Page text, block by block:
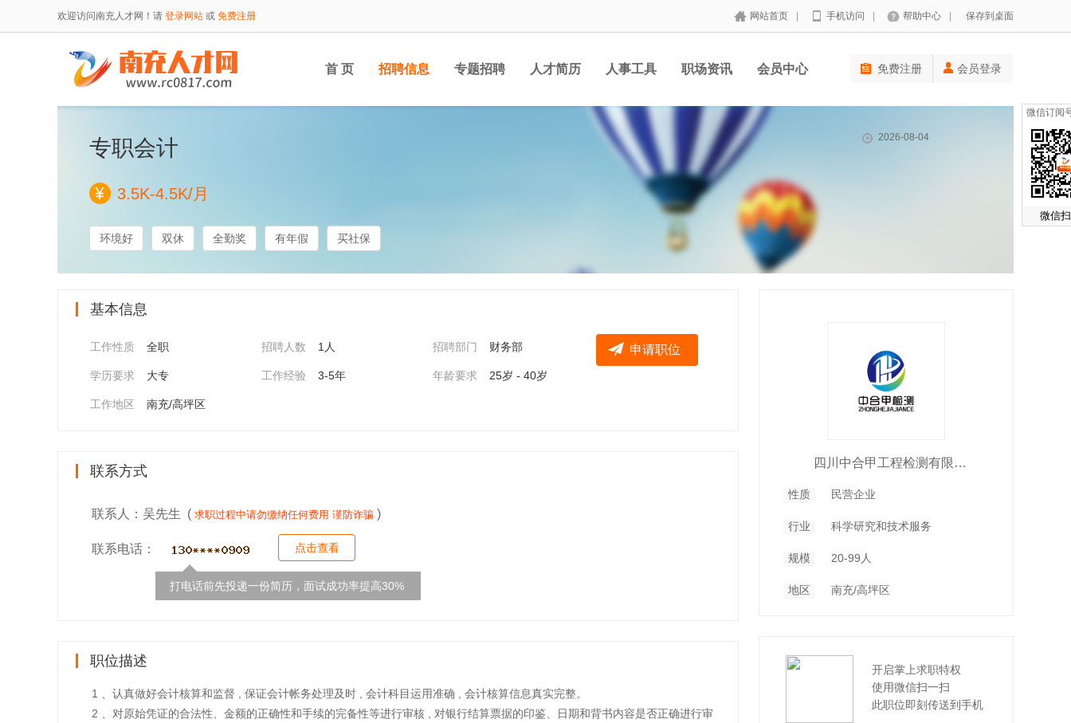
欢迎访问南充人才网！请 登录网站 或 免费注册 网站首页 手机访问 帮助中心 保存到桌面
首 页 招聘信息 专题招聘 人才简历 人事工具 职场资讯 会员中心 免费注册 会员登录
2026-08-04
专职会计
3.5K-4.5K/月
环境好 双休 全勤奖 有年假 买社保
基本信息
工作性质 全职 招聘人数 1人 招聘部门 财务部
学历要求 大专 工作经验 3-5年 年龄要求 25岁 - 40岁
工作地区 南充/高坪区
申请职位
联系方式
联系人：吴先生 ( 求职过程中请勿缴纳任何费用 谨防诈骗 )
联系电话： 点击查看
打电话前先投递一份简历，面试成功率提高30%
职位描述
1 、认真做好会计核算和监督 , 保证会计帐务处理及时 , 会计科目运用准确 , 会计核算信息真实完整。
2 、对原始凭证的合法性、金额的正确性和手续的完备性等进行审核 , 对银行结算票据的印鉴、日期和背书内容是否正确进行审
四川中合甲工程检测有限公司
性质 民营企业
行业 科学研究和技术服务
规模 20-99人
地区 南充/高坪区
开启掌上求职特权
使用微信扫一扫
此职位即刻传送到手机
微信订阅
微信